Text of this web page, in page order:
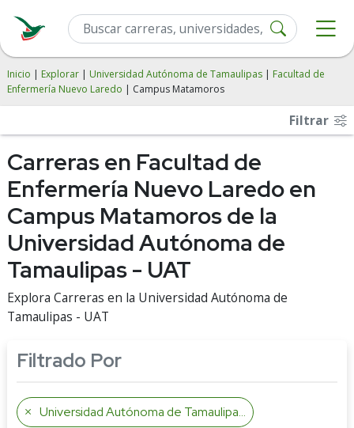
Inicio | Explorar | Universidad Autónoma de Tamaulipas | Facultad de
Enfermería Nuevo Laredo | Campus Matamoros
Filtrar
Carreras en Facultad de
Enfermería Nuevo Laredo en
Campus Matamoros de la
Universidad Autónoma de
Tamaulipas - UAT
Explora Carreras en la Universidad Autónoma de
Tamaulipas - UAT
Filtrado Por
Universidad Autónoma de Tamaulipas